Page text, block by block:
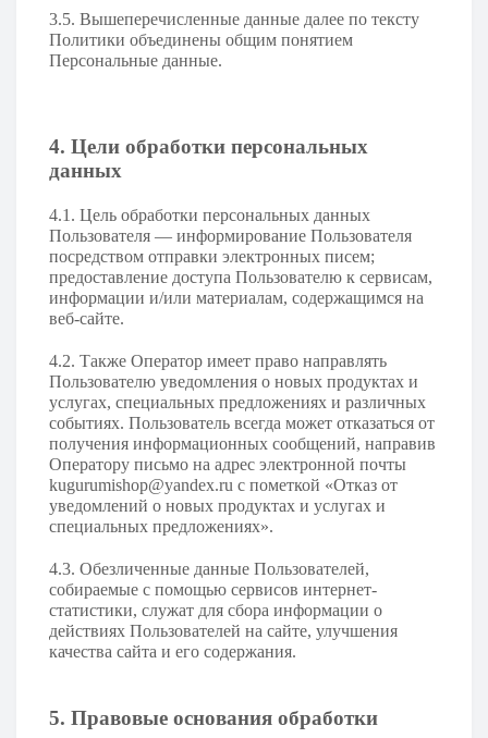
3.5. Вышеперечисленные данные далее по тексту
Политики объединены общим понятием
Персональные данные.
4. Цели обработки персональных
данных
4.1. Цель обработки персональных данных
Пользователя — информирование Пользователя
посредством отправки электронных писем;
предоставление доступа Пользователю к сервисам,
информации и/или материалам, содержащимся на
веб-сайте.
4.2. Также Оператор имеет право направлять
Пользователю уведомления о новых продуктах и
услугах, специальных предложениях и различных
событиях. Пользователь всегда может отказаться от
получения информационных сообщений, направив
Оператору письмо на адрес электронной почты
kugurumishop@yandex.ru с пометкой «Отказ от
уведомлений о новых продуктах и услугах и
специальных предложениях».
4.3. Обезличенные данные Пользователей,
собираемые с помощью сервисов интернет-
статистики, служат для сбора информации о
действиях Пользователей на сайте, улучшения
качества сайта и его содержания.
5. Правовые основания обработки